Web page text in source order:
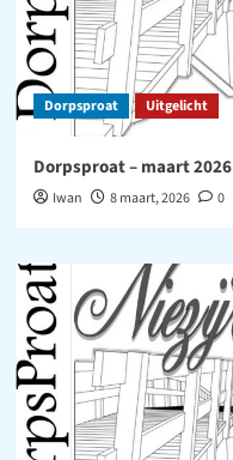
Dorpsproat Uitgelicht
Dorpsproat – maart 2026
Iwan 8 maart, 2026 0